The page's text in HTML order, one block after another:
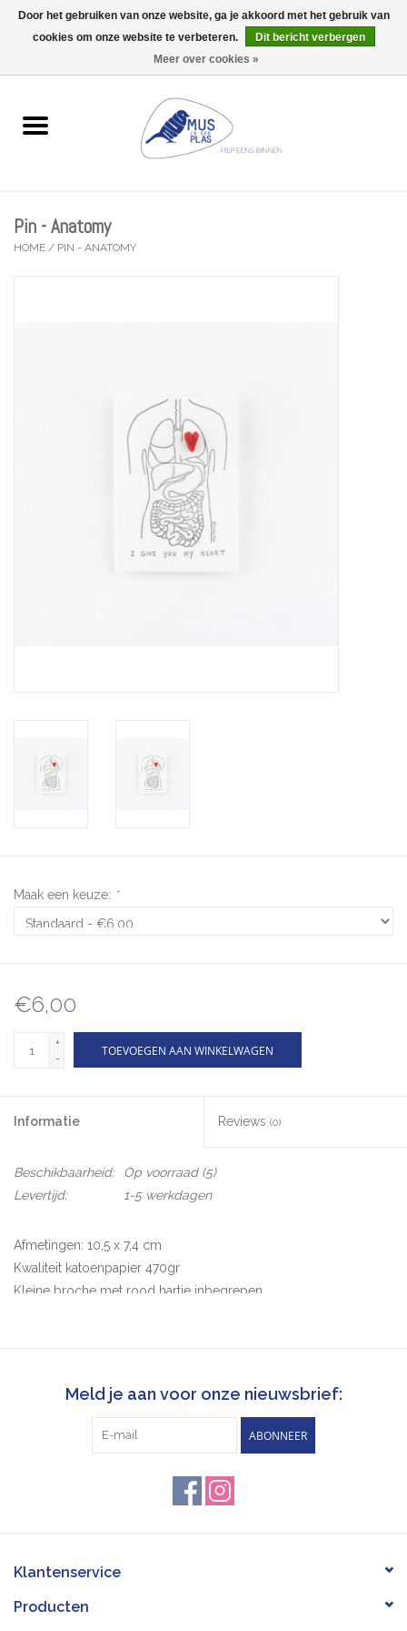
0 Artikelen - €0,00
Wenskaarten
Lifestyle
Pin - Anatomy
HOME / PIN - ANATOMY
Maak een keuze: *
€6,00
+
-
TOEVOEGEN AAN WINKELWAGEN
Informatie Reviews (0)
Beschikbaarheid: Op voorraad(5)
Levertijd:
1-5 werkdagen
Afmetingen: 10,5 x 7,4 cm
Kwaliteit katoenpapier 470gr
Kleine broche met rood hartje inbegrepen
Meld je aan voor onze nieuwsbrief:
ABONNEER
Klantenservice
Producten
Door het gebruiken van onze website, ga je akkoord met het gebruik van
cookies om onze website te verbeteren.
Dit bericht verbergen
Meer over cookies »
Wij zijn uitzonderlijk gesloten op Do 13/08